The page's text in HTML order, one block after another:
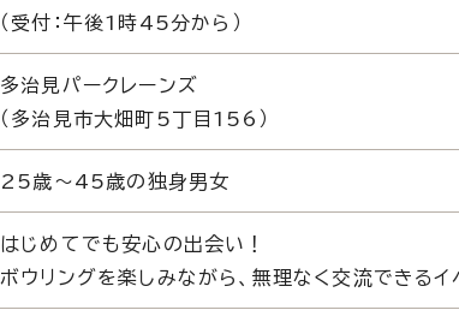
（受付：午後1時45分から）
多治見パークレーンズ
（多治見市大畑町5丁目156）
25歳～45歳の独身男女
はじめてでも安心の出会い！
ボウリングを楽しみながら、無理なく交流できるイ